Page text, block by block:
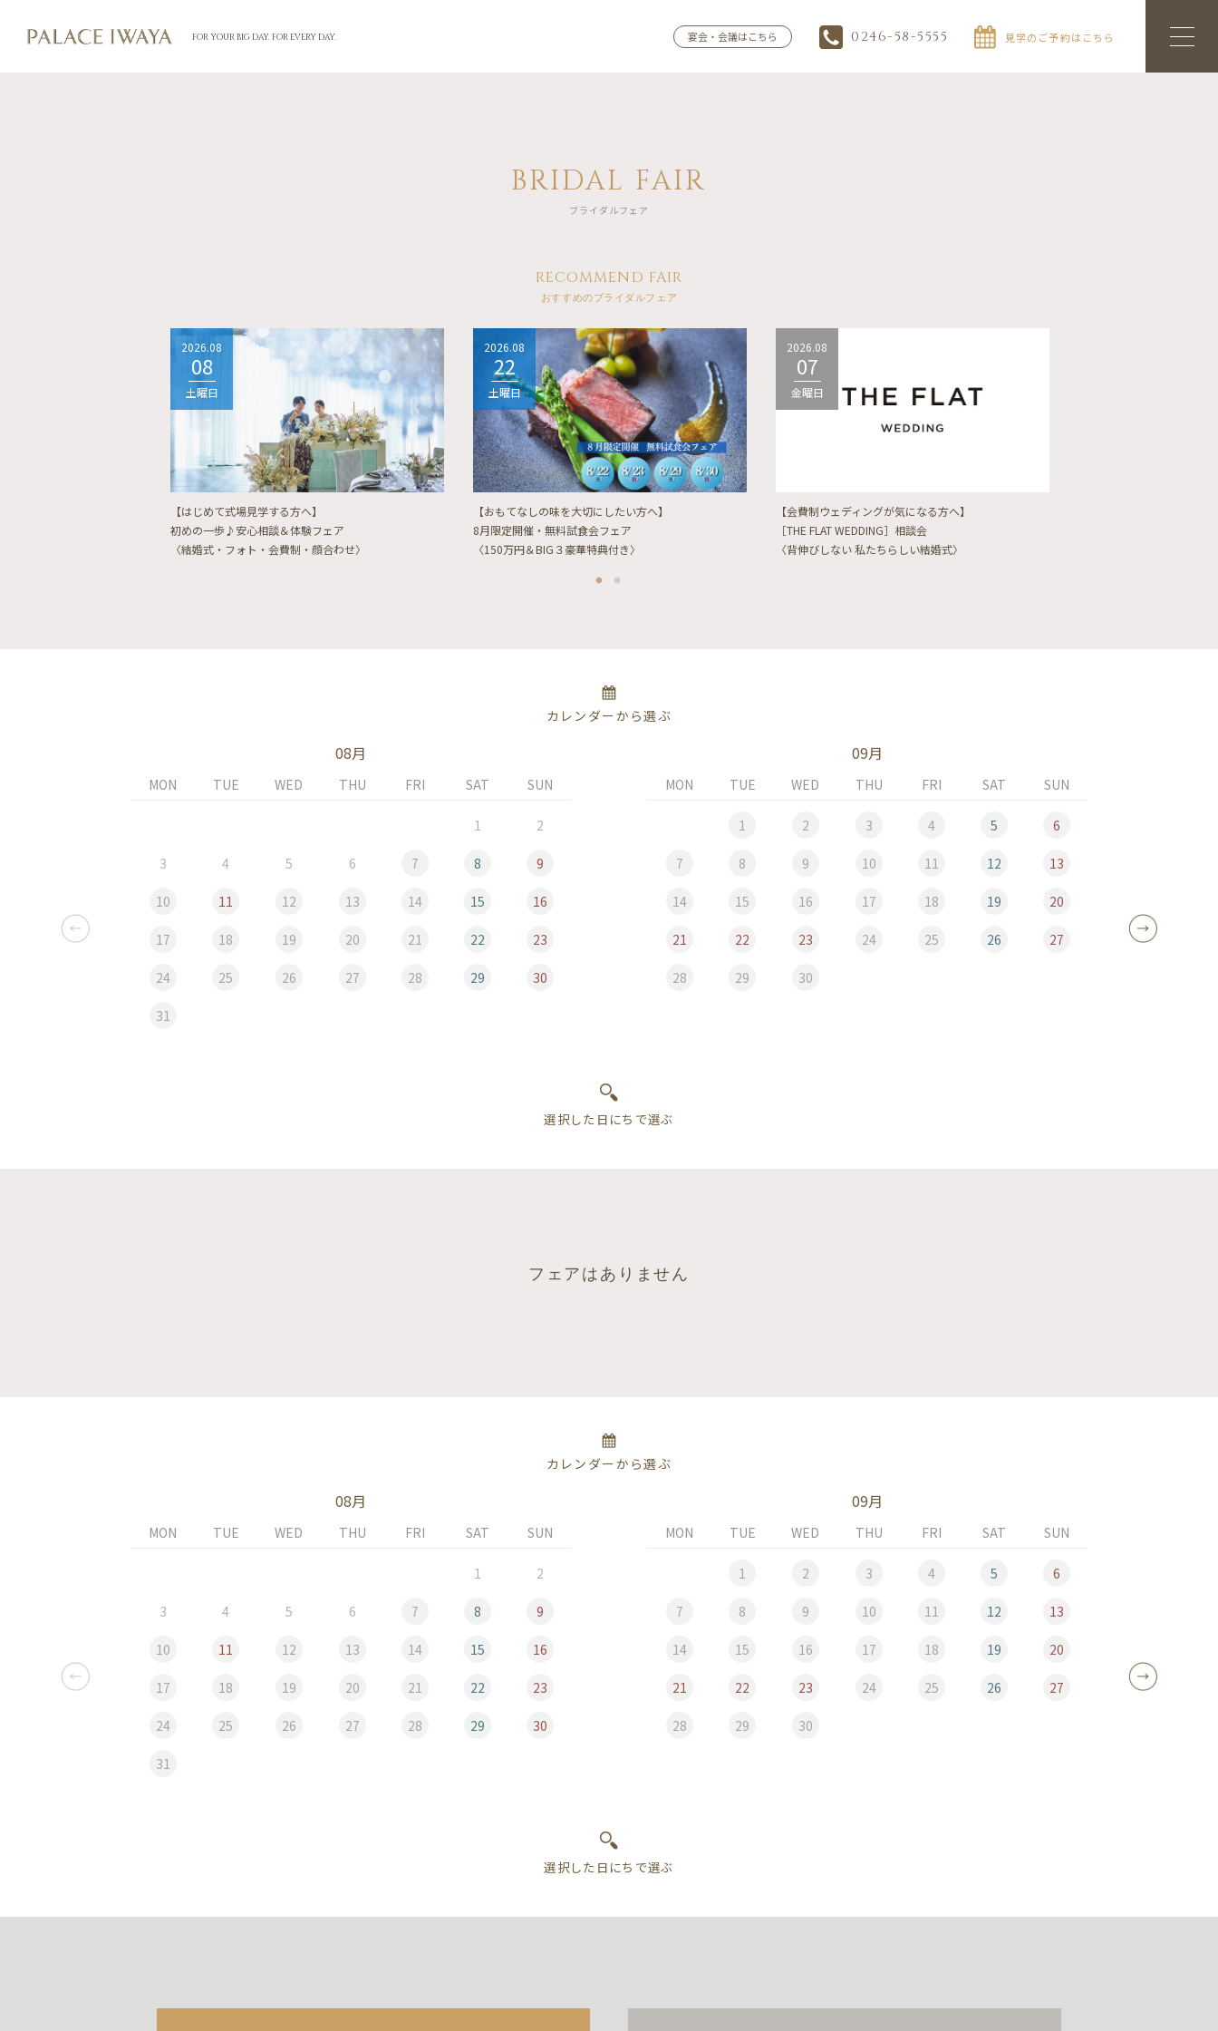
FOR YOUR BIG DAY. FOR EVERY DAY. 宴会・会議はこちら 0246-58-5555 見学のご予約はこちら
BRIDAL FAIR
ブライダルフェア
RECOMMEND FAIR
おすすめのブライダルフェア
2026.08
08
土曜日
【はじめて式場見学する方へ】
初めの一歩♪安心相談＆体験フェア
〈結婚式・フォト・会費制・顔合わせ〉
2026.08
22
土曜日
【おもてなしの味を大切にしたい方へ】
8月限定開催・無料試食会フェア
〈150万円＆BIG３豪華特典付き〉
2026.08
07
金曜日
【会費制ウェディングが気になる方へ】
［THE FLAT WEDDING］相談会
〈背伸びしない 私たちらしい結婚式〉
カレンダーから選ぶ
08月
MON TUE WED THU FRI SAT SUN
1 2
3 4 5 6 7 8 9
10 11 12 13 14 15 16
17 18 19 20 21 22 23
24 25 26 27 28 29 30
31
09月
MON TUE WED THU FRI SAT SUN
1 2 3 4 5 6
7 8 9 10 11 12 13
14 15 16 17 18 19 20
21 22 23 24 25 26 27
28 29 30
フェアはありません
カレンダーから選ぶ
08月
MON TUE WED THU FRI SAT SUN
1 2
3 4 5 6 7 8 9
10 11 12 13 14 15 16
17 18 19 20 21 22 23
24 25 26 27 28 29 30
31
09月
MON TUE WED THU FRI SAT SUN
1 2 3 4 5 6
7 8 9 10 11 12 13
14 15 16 17 18 19 20
21 22 23 24 25 26 27
28 29 30